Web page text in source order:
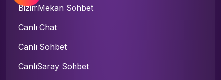
BizimMekan Sohbet
Canlı Chat
Canlı Sohbet
CanlıSaray Sohbet